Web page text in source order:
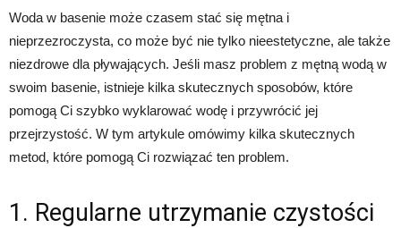
Woda w basenie może czasem stać się mętna i
nieprzezroczysta, co może być nie tylko nieestetyczne, ale także
niezdrowe dla pływających. Jeśli masz problem z mętną wodą w
swoim basenie, istnieje kilka skutecznych sposobów, które
pomogą Ci szybko wyklarować wodę i przywrócić jej
przejrzystość. W tym artykule omówimy kilka skutecznych
metod, które pomogą Ci rozwiązać ten problem.
1. Regularne utrzymanie czystości